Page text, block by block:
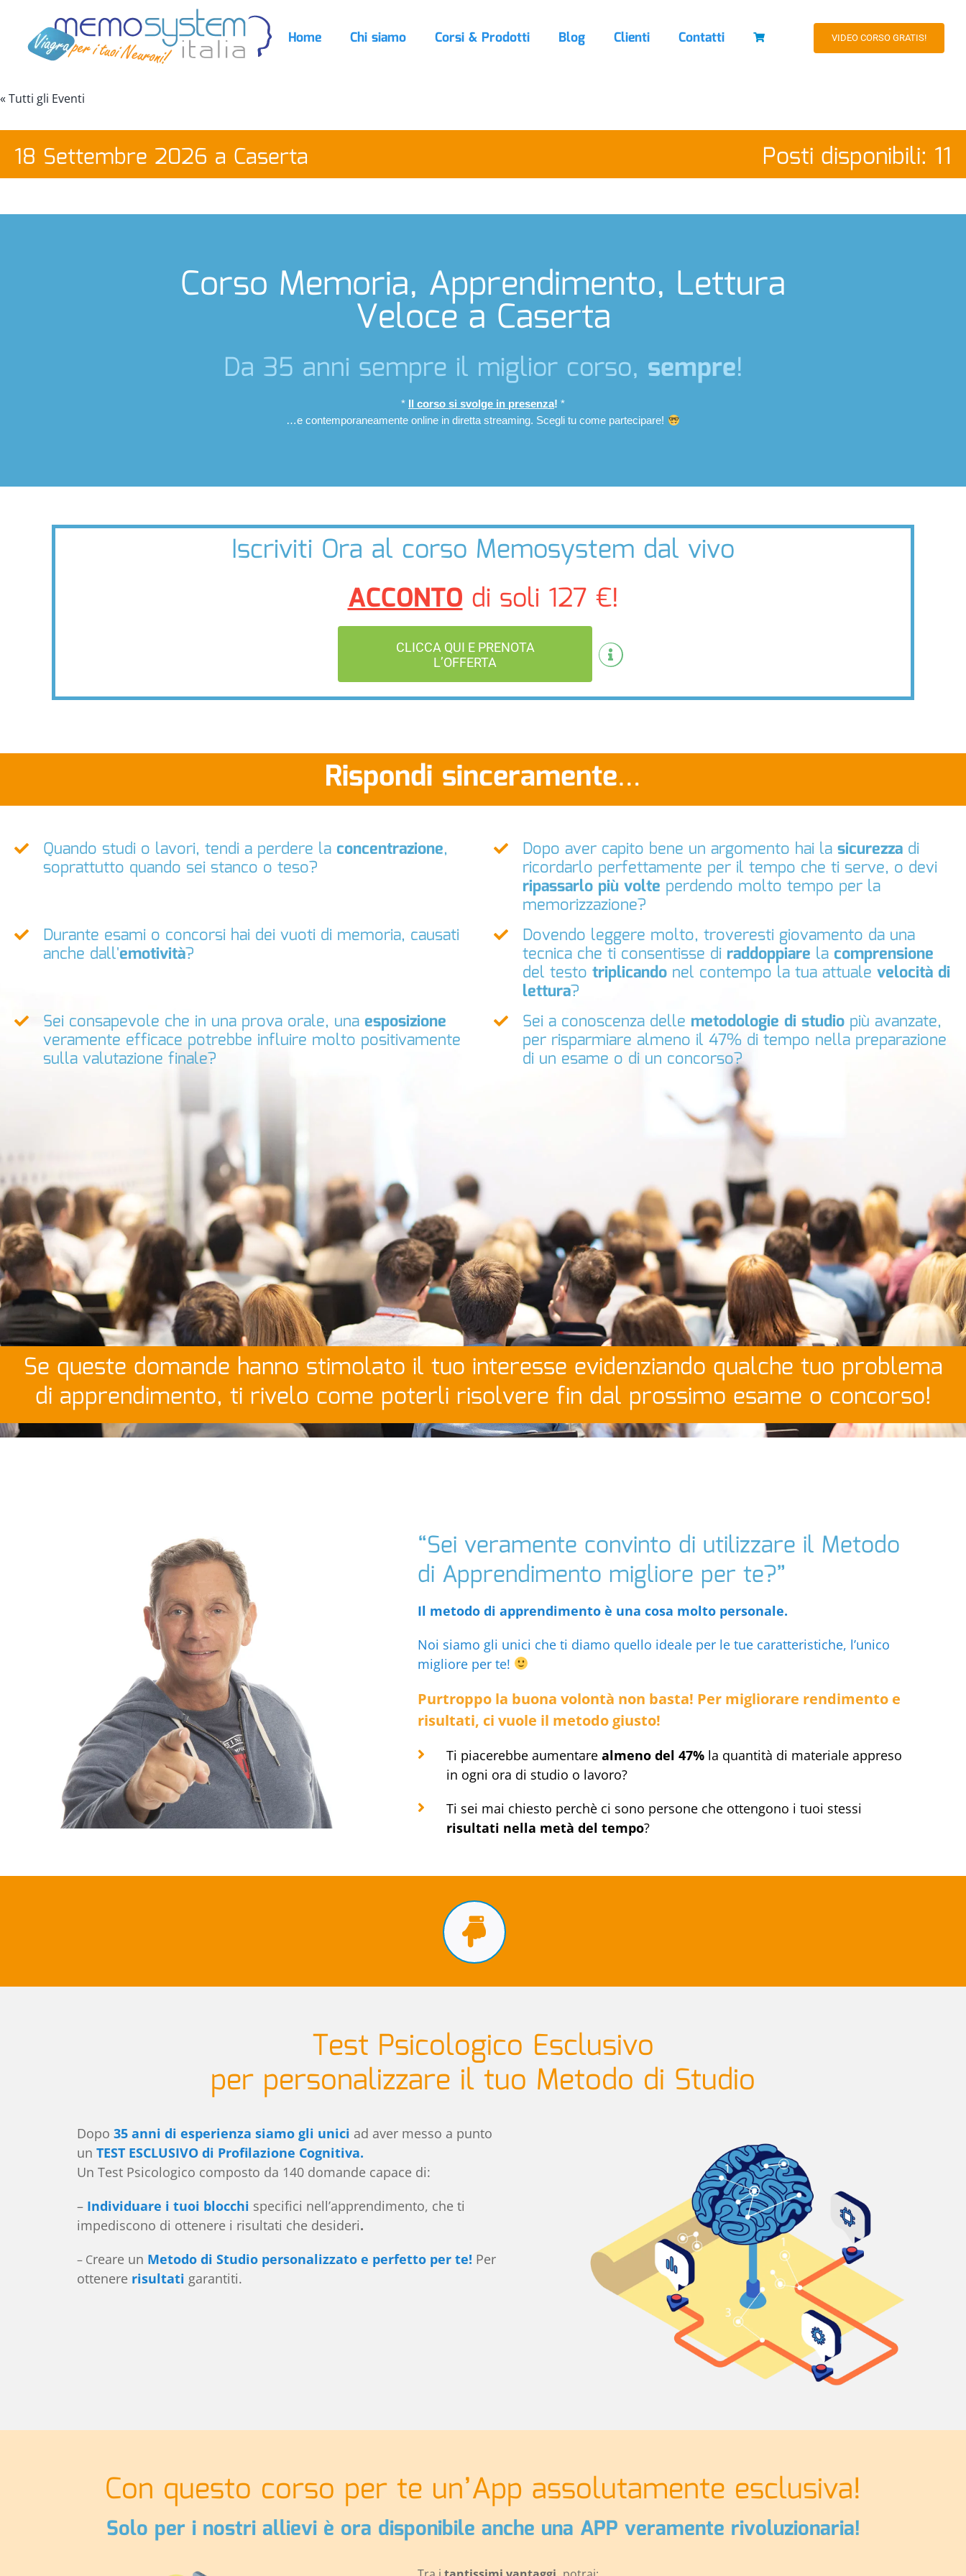
contenuto
Home Chi siamo Corsi & Prodotti Blog Clienti Contatti VIDEO CORSO GRATIS!
« Tutti gli Eventi
18 Settembre 2026 a Caserta Posti disponibili: 11
Corso Memoria, Apprendimento, Lettura
Veloce a Caserta
Da 35 anni sempre il miglior corso, sempre!
* Il corso si svolge in presenza! *
…e contemporaneamente online in diretta streaming. Scegli tu come partecipare!
Iscriviti Ora al corso Memosystem dal vivo
ACCONTOdi soli 127 €!
CLICCA QUI E PRENOTA
L’OFFERTA
Rispondi sinceramente…
Quando studi o lavori, tendi a perdere la concentrazione,
soprattutto quando sei stanco o teso?
Dopo aver capito bene un argomento hai la sicurezza di
ricordarlo perfettamente per il tempo che ti serve, o devi
ripassarlo più volte perdendo molto tempo per la
memorizzazione?
Durante esami o concorsi hai dei vuoti di memoria, causati
anche dall'emotività?
Dovendo leggere molto, troveresti giovamento da una
tecnica che ti consentisse di raddoppiare la comprensione
del testo triplicando nel contempo la tua attuale velocità di
lettura?
Sei consapevole che in una prova orale, una esposizione
veramente efficace potrebbe influire molto positivamente
sulla valutazione finale?
Sei a conoscenza delle metodologie di studio più avanzate,
per risparmiare almeno il 47% di tempo nella preparazione
di un esame o di un concorso?
Se queste domande hanno stimolato il tuo interesse evidenziando qualche tuo problema
di apprendimento, ti rivelo come poterli risolvere fin dal prossimo esame o concorso!
“Sei veramente convinto di utilizzare il Metodo
di Apprendimento migliore per te?”
Il metodo di apprendimento è una cosa molto personale.
Noi siamo gli unici che ti diamo quello ideale per le tue caratteristiche, l’unico
migliore per te!
Purtroppo la buona volontà non basta! Per migliorare rendimento e
risultati, ci vuole il metodo giusto!
Ti piacerebbe aumentare almeno del 47%la quantità di materiale appreso
in ogni ora di studio o lavoro?
Ti sei mai chiesto perchè ci sono persone che ottengono i tuoi stessi
risultati nella metà del tempo?
Test Psicologico Esclusivo
per personalizzare il tuo Metodo di Studio
Dopo 35 anni di esperienza siamo gli unici ad aver messo a punto
un TEST ESCLUSIVO di Profilazione Cognitiva.
Un Test Psicologico composto da 140 domande capace di:
– Individuare i tuoi blocchi specifici nell’apprendimento, che ti
impediscono di ottenere i risultati che desideri.
– Creare un Metodo di Studio personalizzato e perfetto per te! Per
ottenere risultati garantiti.
Con questo corso per te un’App assolutamente esclusiva!
Solo per i nostri allievi è ora disponibile anche una APP veramente rivoluzionaria!